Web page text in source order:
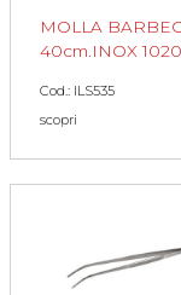
MOLLA
40cm.INOX
Cod.: ILS535
scopri